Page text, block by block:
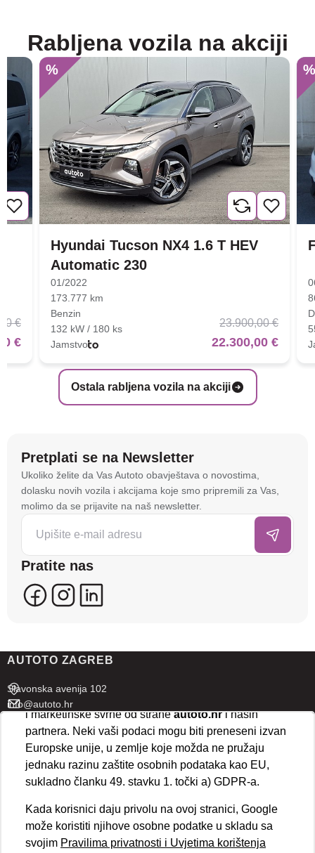
Rabljena vozila na akciji
Ostala rabljena vozila na akciji
€
€
%
Hyundai Tucson NX4 1.6 T HEV
Automatic 230
01/2022
173.777 km
Benzin
132 kW / 180 ks
Jamstvo
23.900,00 €
22.300,00 €
Pretplati se na Newsletter
Ukoliko želite da Vas Autoto obavještava o novostima,
dolasku novih vozila i akcijama koje smo pripremili za Vas,
molimo da se prijavite na naš newsletter.
Pratite nas
AUTOTO ZAGREB
Slavonska avenija 102
info@autoto.hr
Pon - Pet 07:30-18:00
Sub 08:00-13:00
AUTOTO SPLIT
info@autoto.hr
Pon - Pet 08:00-17:00
Sub 08:00-13:00
Na stranici
tehnologije kako bismo spremali i pristupali
informacijama na vašem uređaju. To nam omogućuje
da poboljšamo funkcionalnost stranice, analiziramo
posjećenost te prikazujemo personalizirane oglase i
sadržaje koji bi vas mogli zanimati. U tu svrhu mogu
se kreirati korisnički profili koji povezuju podatke s
više uređaja i web lokacija. Naši partneri također
koriste ove tehnologije.
ispravno funkcioniranje stranice. Odabirom
kolačića na vaš uređaj i njihovu obradu za analitičke
i marketinške svrhe od straneautoto.hri naših
partnera. Neki vaši podaci mogu biti preneseni izvan
Europske unije, u zemlje koje možda ne pružaju
jednaku razinu zaštite osobnih podataka kao EU,
sukladno članku 49. stavku 1. točki a) GDPR-a.
Kada korisnici daju privolu na ovoj stranici, Google
može koristiti njihove osobne podatke u skladu sa
svojim Pravilima privatnosti i Uvjetima korištenja